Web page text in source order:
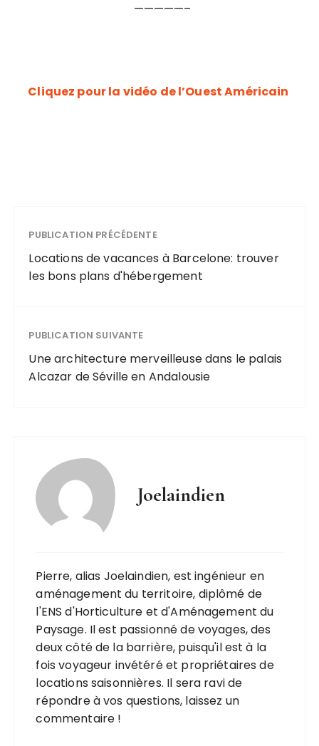
—————–
Cliquez pour la vidéo de l’Ouest Américain
PUBLICATION PRÉCÉDENTE
Locations de vacances à Barcelone: trouver
les bons plans d'hébergement
PUBLICATION SUIVANTE
Une architecture merveilleuse dans le palais
Alcazar de Séville en Andalousie
Joelaindien
Pierre, alias Joelaindien, est ingénieur en
aménagement du territoire, diplômé de
l'ENS d'Horticulture et d'Aménagement du
Paysage. Il est passionné de voyages, des
deux côté de la barrière, puisqu'il est à la
fois voyageur invétéré et propriétaires de
locations saisonnières. Il sera ravi de
répondre à vos questions, laissez un
commentaire !